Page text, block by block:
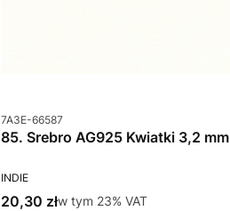
Kod produktu
7A3E-66587
85. Srebro AG925 Kwiatki 3,2 mm
PRODUCENT
INDIE
Cena brutto
20,30 złw tym %s VAT
w tym 23% VAT